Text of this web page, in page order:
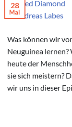
© Andreas Labes
28
Mai
Was können wir
Neuguinea
heute der
sie sich meistern?
wir uns in dieser